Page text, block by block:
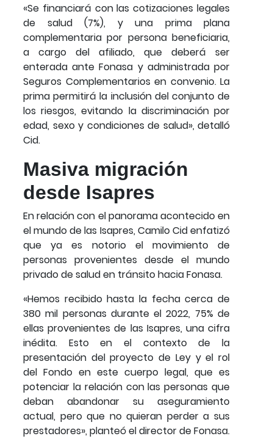
«Se financiará con las cotizaciones legales
de salud (7%), y una prima plana
complementaria por persona beneficiaria,
a cargo del afiliado, que deberá ser
enterada ante Fonasa y administrada por
Seguros Complementarios en convenio. La
prima permitirá la inclusión del conjunto de
los riesgos, evitando la discriminación por
edad, sexo y condiciones de salud», detalló
Cid.
Masiva migración
desde Isapres
En relación con el panorama acontecido en
el mundo de las Isapres, Camilo Cid enfatizó
que ya es notorio el movimiento de
personas provenientes desde el mundo
privado de salud en tránsito hacia Fonasa.
«Hemos recibido hasta la fecha cerca de
380 mil personas durante el 2022, 75% de
ellas provenientes de las Isapres, una cifra
inédita. Esto en el contexto de la
presentación del proyecto de Ley y el rol
del Fondo en este cuerpo legal, que es
potenciar la relación con las personas que
deban abandonar su aseguramiento
actual, pero que no quieran perder a sus
prestadores», planteó el director de Fonasa.